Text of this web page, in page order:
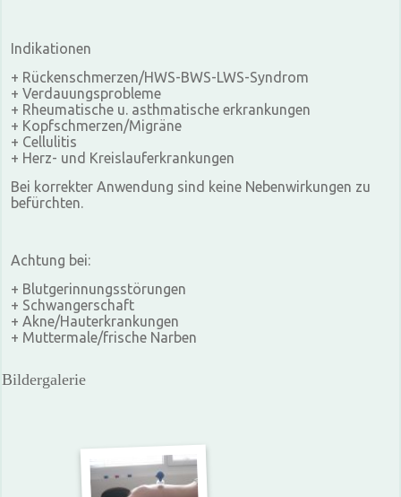
Indikationen
+ Rückenschmerzen/HWS-BWS-LWS-Syndrom
+ Verdauungsprobleme
+ Rheumatische u. asthmatische erkrankungen
+ Kopfschmerzen/Migräne
+ Cellulitis
+ Herz- und Kreislauferkrankungen
Bei korrekter Anwendung sind keine Nebenwirkungen zu
befürchten.
Achtung bei:
+ Blutgerinnungsstörungen
+ Schwangerschaft
+ Akne/Hauterkrankungen
+ Muttermale/frische Narben
Bildergalerie